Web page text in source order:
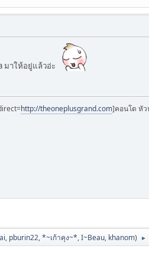
มาให้อยู่แล้วอ่ะ
http://theoneplusgrand.com]คอนโด หั
, pburin22,*~เก้าคุง~*,I~Beau, khanom) ►